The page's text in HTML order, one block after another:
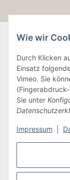
Wie wir
Durch Klicken
Einsatz
Vimeo. Sie
Sie unter
Impressum
Informationen
Gesetzliche